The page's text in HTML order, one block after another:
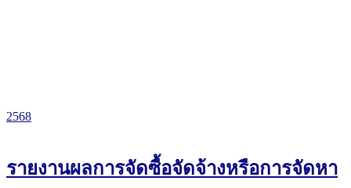
2568
รายงานผลการจัดซื้อจัดจ้างหรือการจัดหา